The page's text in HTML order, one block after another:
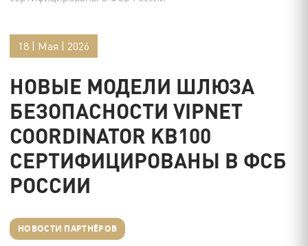
18 | Мая | 2026
НОВЫЕ МОДЕЛИ ШЛЮЗА
БЕЗОПАСНОСТИ VIPNET
COORDINATOR KB100
СЕРТИФИЦИРОВАНЫ В ФСБ
РОССИИ
НОВОСТИ ПАРТНЁРОВ